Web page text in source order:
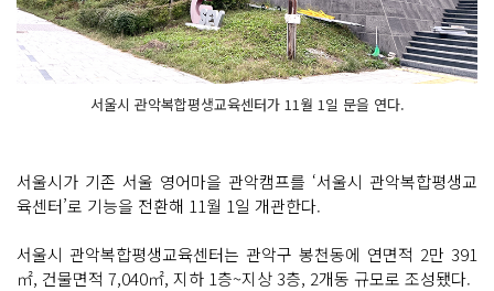
서울시 관악복합평생교육센터가 11월 1일 문을 연다.
서울시가 기존 서울 영어마을 관악캠프를 ‘서울시 관악복합평생교
육센터’로 기능을 전환해 11월 1일 개관한다.
서울시 관악복합평생교육센터는 관악구 봉천동에 연면적 2만 391
㎡, 건물면적 7,040㎡, 지하 1층~지상 3층, 2개동 규모로 조성됐다.